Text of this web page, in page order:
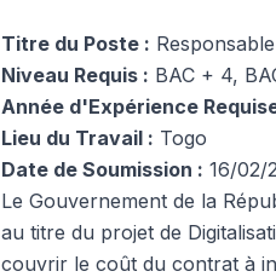
Titre du Poste :
Niveau Requis : BAC + 4,
Année d'Expérience
Lieu du Travail : Togo
Date de Soumission : 16/02/
Le Gouvernement de la
au titre du projet de
couvrir le coût du contrat à